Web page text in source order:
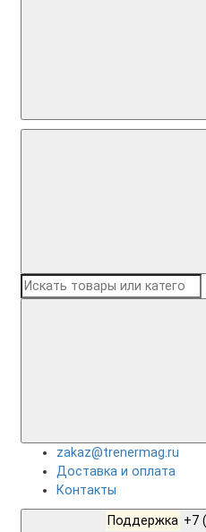
zakaz@trenermag.ru
Доставка и оплата
Контакты
Поддержка